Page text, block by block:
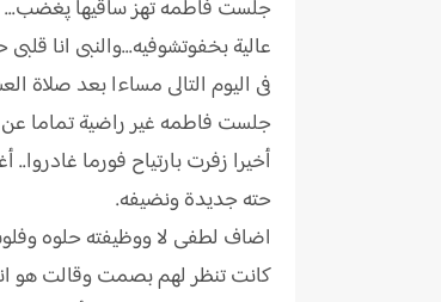
جلست فاطمه تهز ساقيها پغضب...
عالية بخفوتشوفيه...والنبى انا
فى اليوم التالى مساءا بعد صلاة
جلست فاطمه غير راضية تماما
أخيرا زفرت بارتياح فورما
حته جديدة ونضيفه.
اضاف لطفى لا ووظيفته حلوه
كانت تنظر لهم بصمت وقالت هو